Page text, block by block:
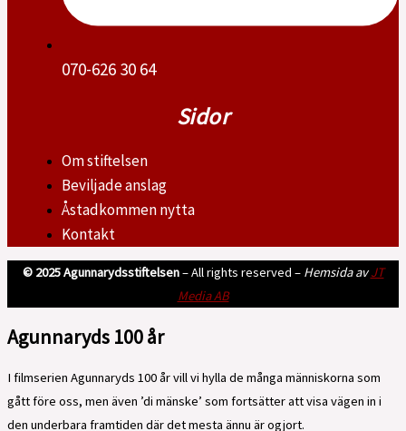
070-626 30 64
Sidor
Om stiftelsen
Beviljade anslag
Åstadkommen nytta
Kontakt
© 2025 Agunnarydsstiftelsen– All rights reserved – Hemsida avJT
Media AB
Agunnaryds 100 år
I filmserien Agunnaryds 100 år vill vi hylla de många människorna som
gått före oss, men även ’di mänske’ som fortsätter att visa vägen in i
den underbara framtiden där det mesta ännu är ogjort.